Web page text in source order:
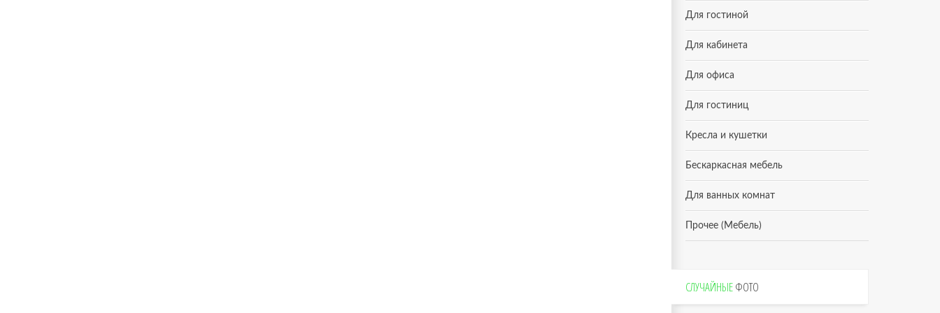
Для гостиной
Для кабинета
Для офиса
Для гостиниц
Кресла и кушетки
Бескаркасная мебель
Для ванных комнат
Прочее (Мебель)
СЛУЧАЙНЫЕФОТО